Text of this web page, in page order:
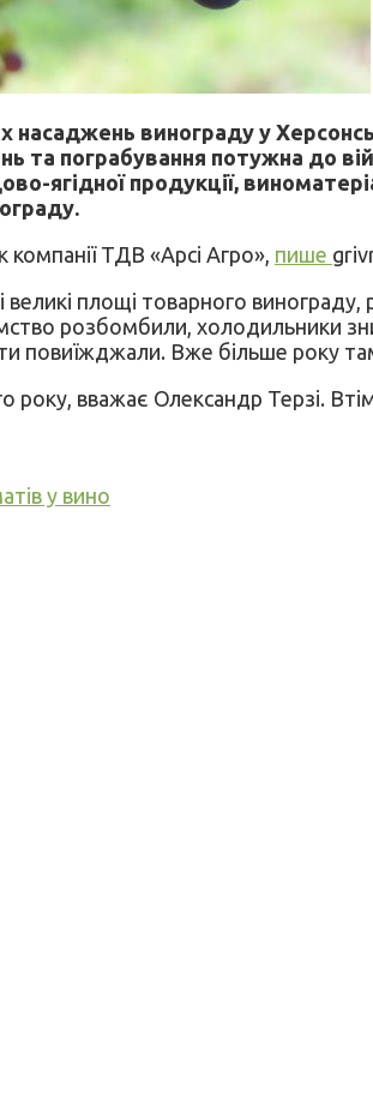
насаджень винограду у
та пограбування потужна до
ягідної продукції,
компанії ТДВ «Арсі Агро», пише
площі товарного
розбомбили, холодильники
повиїжджали. Вже більше року
вважає Олександр Терзі.
у вино